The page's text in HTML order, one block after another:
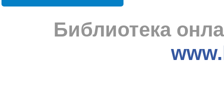
Библиотека